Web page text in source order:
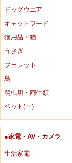
ドッグウエア
キャットフード
猫用品・猫
うさぎ
フェレット
鳥
爬虫類・両生類
ペット(⇒)
●家電・AV・カメラ
生活家電